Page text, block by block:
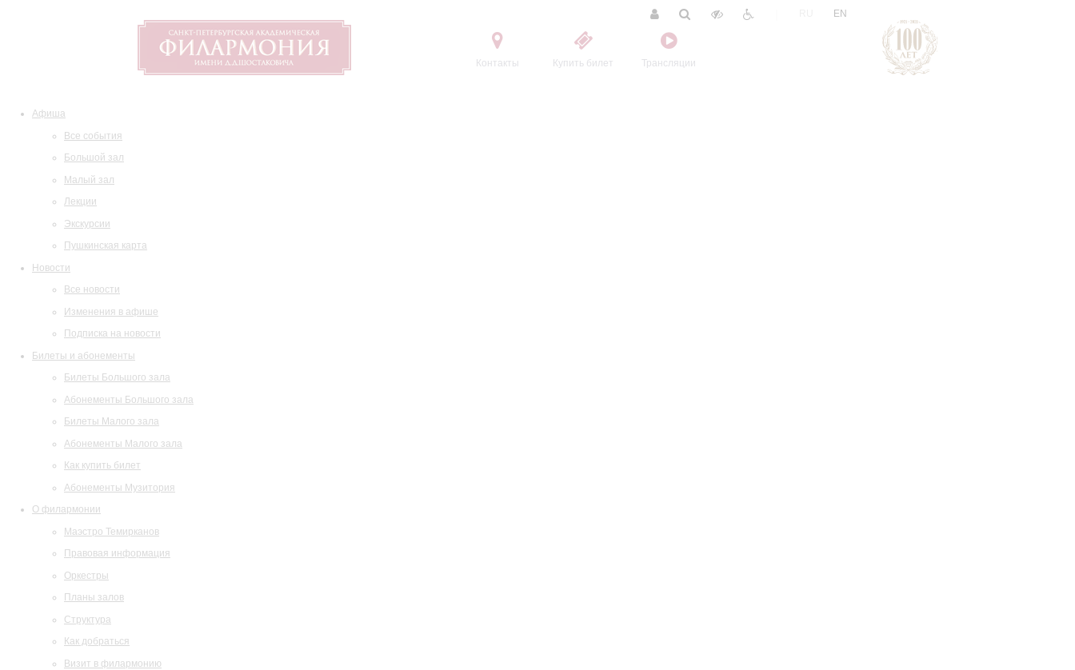
Контакты Купить билет Трансляции
EN
Афиша
Все события
Большой зал
Малый зал
Лекции
Экскурсии
Пушкинская карта
Новости
Все новости
Изменения в афише
Подписка на новости
Билеты и абонементы
Билеты Большого зала
Абонементы Большого зала
Билеты Малого зала
Абонементы Малого зала
Как купить билет
Абонементы Музитория
О филармонии
Маэстро Темирканов
Правовая информация
Оркестры
Планы залов
Структура
Как добраться
Визит в филармонию